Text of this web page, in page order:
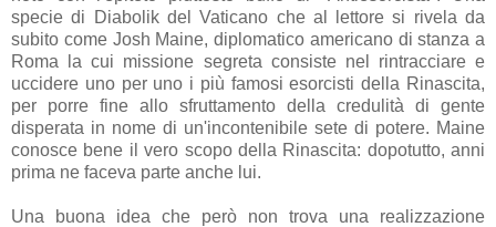
specie di Diabolik del Vaticano che al lettore si rivela da
subito come Josh Maine, diplomatico americano di stanza a
Roma la cui missione segreta consiste nel rintracciare e
uccidere uno per uno i più famosi esorcisti della Rinascita,
per porre fine allo sfruttamento della credulità di gente
disperata in nome di un'incontenibile sete di potere. Maine
conosce bene il vero scopo della Rinascita: dopotutto, anni
prima ne faceva parte anche lui.
Una buona idea che però non trova una realizzazione